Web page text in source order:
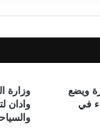
ويضع
في
وزارة
وادان